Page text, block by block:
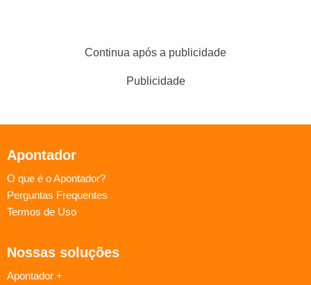
Continua após a publicidade
Publicidade
Apontador
O que é o Apontador?
Perguntas Frequentes
Termos de Uso
Nossas soluções
Apontador +